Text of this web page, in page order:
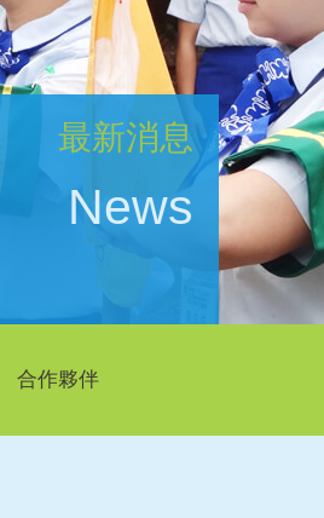
最新消息
News
合作夥伴